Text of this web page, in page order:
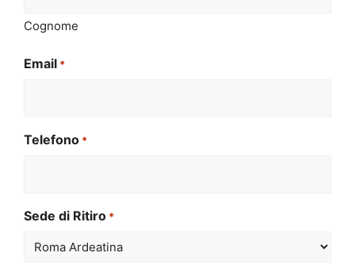
Cognome
Email *
Telefono *
Sede di Ritiro *